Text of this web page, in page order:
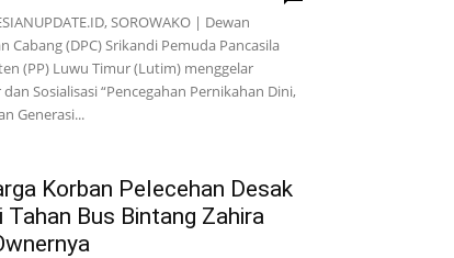
SOROWAKO | Dewan
Cabang (DPC) Srikandi Pemuda Pancasila
(PP) Luwu Timur (Lutim) menggelar
Sosialisasi “Pencegahan Pernikahan Dini,
Generasi...
Korban Pelecehan Desak
Tahan Bus Bintang Zahira